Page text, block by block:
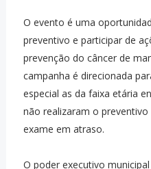
O evento é uma
preventivo e participar de
prevenção do câncer de
campanha é direcionada
especial as da faixa etária
não realizaram o
exame em atraso.
O poder executivo